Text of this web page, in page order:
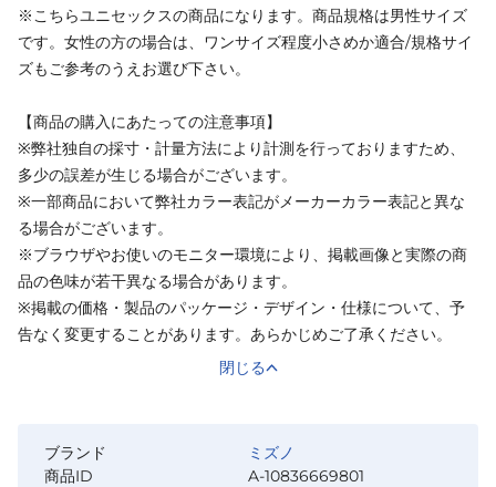
※こちらユニセックスの商品になります。商品規格は男性サイズ
です。女性の方の場合は、ワンサイズ程度小さめか適合/規格サイ
ズもご参考のうえお選び下さい。
【商品の購入にあたっての注意事項】
※弊社独自の採寸・計量方法により計測を行っておりますため、
多少の誤差が生じる場合がございます。
※一部商品において弊社カラー表記がメーカーカラー表記と異な
る場合がございます。
※ブラウザやお使いのモニター環境により、掲載画像と実際の商
品の色味が若干異なる場合があります。
※掲載の価格・製品のパッケージ・デザイン・仕様について、予
告なく変更することがあります。あらかじめご了承ください。
閉じる
ブランド
ミズノ
商品ID
A-10836669801